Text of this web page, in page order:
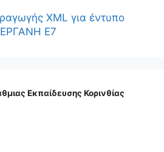
XML για έντυπο
ΕΡΓΑΝΗ Ε7
Εκπαίδευσης Κορινθίας